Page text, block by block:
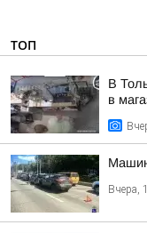
ТОП
В
в
Вчера,